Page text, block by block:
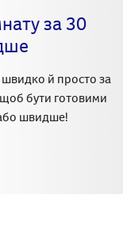
за 30
швидко й просто за
бути готовими
або швидше!